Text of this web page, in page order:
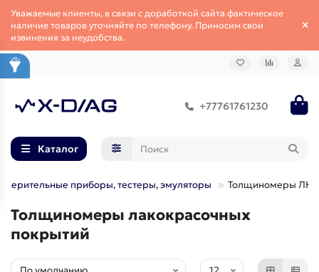
Уважаемые клиенты, в связи с доработкой сайта фактическое
наличие товаров уточняйте по телефону. Приносим свои
извинения за неудобства.
+77761761230
Каталог
приборы, тестеры, эмуляторы Толщиномеры ЛКП
Толщиномеры лакокрасочных
покрытий